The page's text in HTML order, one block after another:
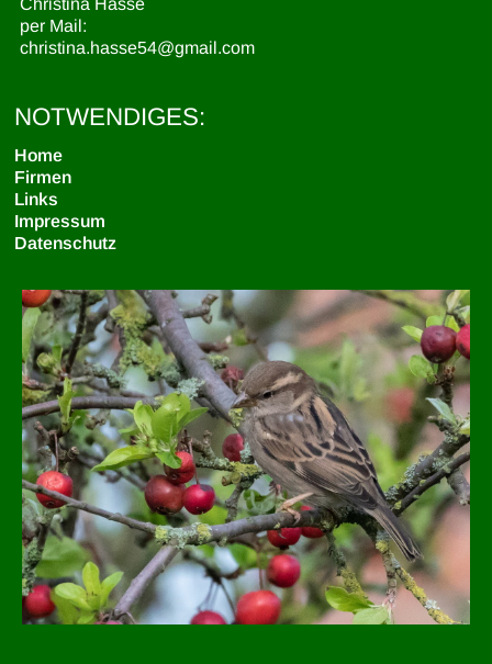
Christina Hasse
per Mail:
christina.hasse54@gmail.com
NOTWENDIGES:
Home
Firmen
Links
Impressum
Datenschutz